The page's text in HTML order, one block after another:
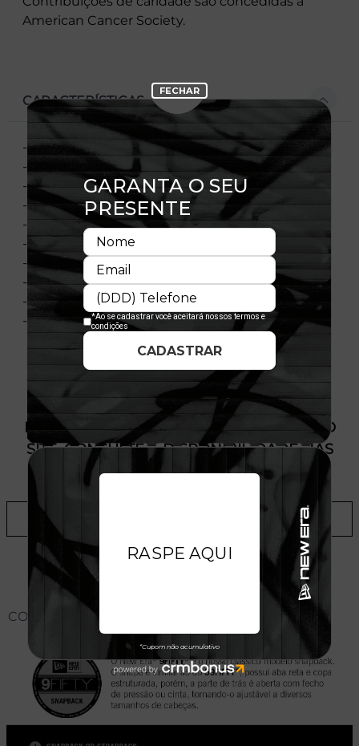
American Cancer Society.
CARACTERÍSTICAS
- Bordado frontal
- Logo Crucial Catch na lateral direita
- Aba estampada
- Aba reta
- Ajustável com fechamento tipo Snapback
- Copa estruturada
- Flag bordada no lado esquerdo
- 100% Poliéster
- Importado
- Licença oficial
PRODUTO SEM ESTOQUE DÍSPONÍVEL NO
SITE, CONSULTE A DISPONIBILIDADE NAS
LOJAS
CONHEÇA O MODELO DO BONÉ